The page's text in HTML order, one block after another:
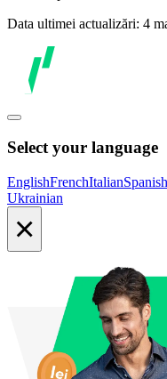
Data ultimei actualizări: 4
Select your language
EnglishFrenchItalianSpanish
Ukrainian
×